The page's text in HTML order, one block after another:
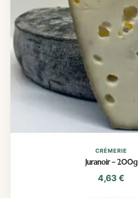
CRÉMERIE
Juranoir – 200g
4,63 €